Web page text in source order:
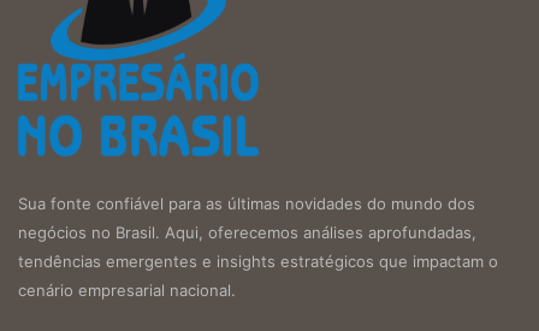
Sua fonte confiável para as últimas novidades do mundo dos
negócios no Brasil. Aqui, oferecemos análises aprofundadas,
tendências emergentes e insights estratégicos que impactam o
cenário empresarial nacional.